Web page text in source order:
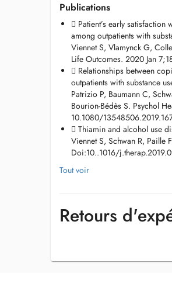
Mais il existe également des
etats psychopathologiques en
Pour toutes questions ou
indiquant vos coordonnées
secretariat.viennet@gmail.com
Publications
 Patient’s early
among outpatients with
Viennet S, Vlamynck G,
Life Outcomes. 2020 Jan
 Relationships between
outpatients with substance
Patrizio P, Baumann C,
Bourion-Bédès S. Psychol
10.1080/
 Thiamin and alcohol use
Viennet S, Schwan R, Paille
Doi:10..1016/
Tout voir
Retours